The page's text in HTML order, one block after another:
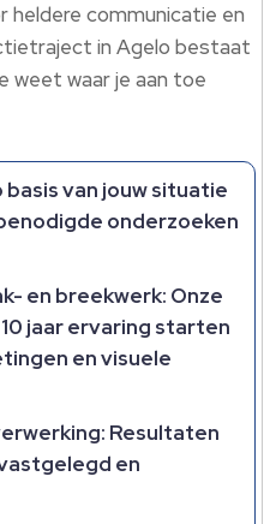
heldere communicatie en
in Agelo bestaat
weet waar je aan toe
basis van jouw situatie
onderzoeken
en breekwerk: Onze
jaar ervaring starten
en visuele
Resultaten
en